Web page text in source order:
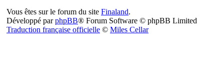
Vous êtes sur le forum du site Finaland.
Développé parphpBB® Forum Software © phpBB Limited
Traduction française officielle © Miles Cellar